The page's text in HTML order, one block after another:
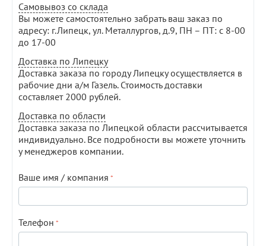
Самовывоз со склада
Вы можете самостоятельно забрать ваш заказ по
адресу: г.Липецк, ул. Металлургов, д.9, ПН – ПТ: с 8-00
до 17-00
Доставка по Липецку
Доставка заказа по городу Липецку осуществляется в
рабочие дни а/м Газель. Стоимость доставки
составляет 2000 рублей.
Доставка по области
Доставка заказа по Липецкой области рассчитывается
индивидуально. Все подробности вы можете уточнить
у менеджеров компании.
Ваше имя / компания
Телефон